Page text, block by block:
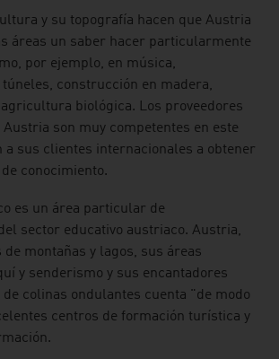
y su topografía hacen que Austria
áreas un saber hacer particularmente
por ejemplo, en música,
construcción en madera,
biológica. Los proveedores
Austria son muy competentes en este
a sus clientes internacionales a obtener
conocimiento.
es un área particular de
sector educativo austriaco. Austria,
de montañas y lagos, sus áreas
y senderismo y sus encantadores
colinas ondulantes cuenta "de modo
centros de formación turística y